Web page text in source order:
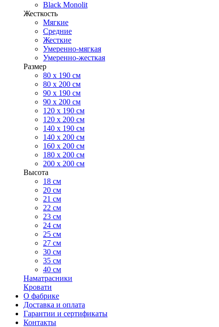
Black Monolit
Жесткость
Мягкие
Средние
Жесткие
Умеренно-мягкая
Умеренно-жесткая
Размер
80 х 190 см
80 х 200 см
90 х 190 см
90 х 200 см
120 х 190 см
120 х 200 см
140 х 190 см
140 х 200 см
160 х 200 см
180 х 200 см
200 х 200 см
Высота
18 см
20 см
21 см
22 см
23 см
24 см
25 см
27 см
30 см
35 см
40 см
Наматрасники
Кровати
О фабрике
Доставка и оплата
Гарантии и сертификаты
Контакты